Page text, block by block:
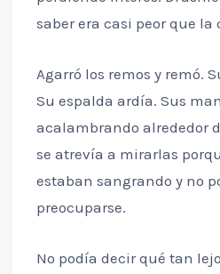
saber era casi peor que la
Agarró los remos y remó.
Su espalda ardía. Sus
acalambrando alrededor
se atrevía a mirarlas
estaban sangrando y no
preocuparse.
No podía decir qué tan